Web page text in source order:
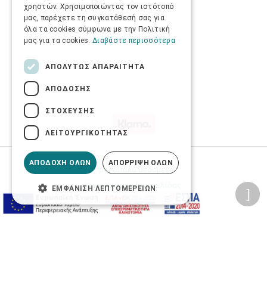
Προσωπικά δεδομένα
Όροι Χρήσης Ιστοσελίδας
Πολιτική Ασφάλειας Πληροφοριών
χρηστών. Χρησιμοποιώντας τον ιστότοπό
μας, παρέχετε τη συγκατάθεσή σας για
όλα τα cookies σύμφωνα με την Πολιτική
μας για τα cookies. Διαβάστε περισσότερα
ΑΠΟΛΎΤΩΣ ΑΠΑΡΑΊΤΗΤΑ
ΑΠΌΔΟΣΗΣ
ΣΤΌΧΕΥΣΗΣ
ΛΕΙΤΟΥΡΓΙΚΌΤΗΤΑΣ
ΑΠΟΔΟΧΉ ΌΛΩΝ ΑΠΌΡΡΙΨΗ ΌΛΩΝ
ΕΜΦΆΝΙΣΗ ΛΕΠΤΟΜΕΡΕΙΏΝ